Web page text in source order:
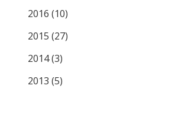
2016 (10)
2015 (27)
2014 (3)
2013 (5)